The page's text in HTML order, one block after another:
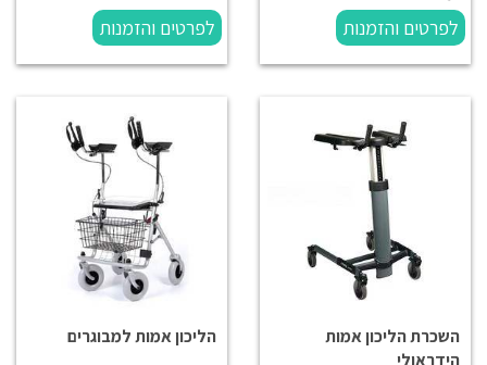
לפרטים והזמנות לפרטים והזמנות
השכרת הליכון אמות
הידראולי
הליכון אמות למבוגרים